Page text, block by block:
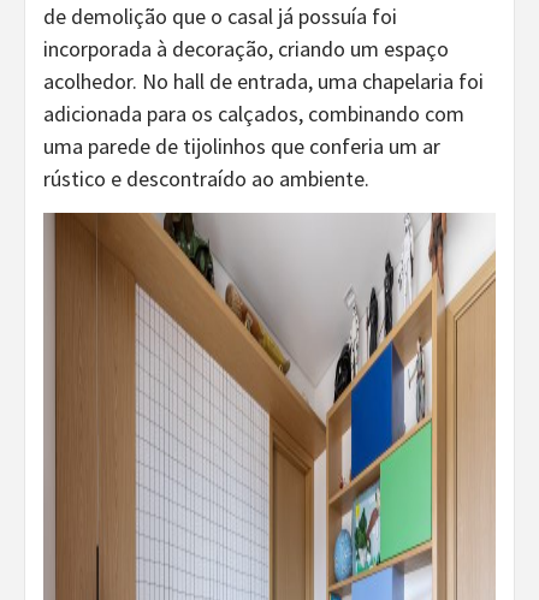
de demolição que o casal já possuía foi
incorporada à decoração, criando um espaço
acolhedor. No hall de entrada, uma chapelaria foi
adicionada para os calçados, combinando com
uma parede de tijolinhos que conferia um ar
rústico e descontraído ao ambiente.